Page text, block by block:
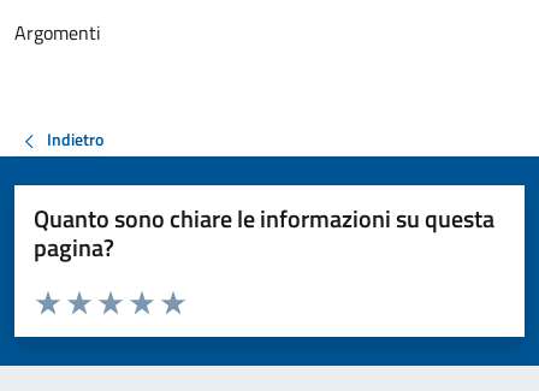
Argomenti
Indietro
Quanto sono chiare le informazioni su questa
pagina?
Valuta da 1 a 5 stelle la pagina
Valuta 5 stelle su 5
Valuta 4 stelle su 5
Valuta 3 stelle su 5
Valuta 2 stelle su 5
Valuta 1 stelle su 5